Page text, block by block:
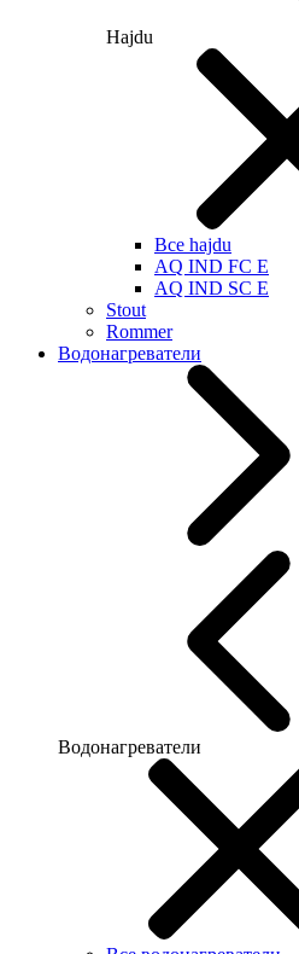
Hajdu
Все hajdu
AQ IND FC E
AQ IND SC E
Stout
Rommer
Водонагреватели
Водонагреватели